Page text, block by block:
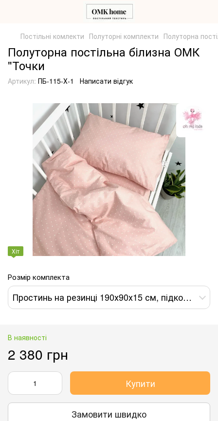
Постільні комлекти Полуторні комплекти Полуторна
Полуторна постільна білизна ОМК
"Точки
Артикул: ПБ-115-Х-1 Написати відгук
Хіт
Розмір комплекта
Простинь на резинці 190х90х15 см, підковдра 205х140 см, наволочка 70х50 см
В наявності
2 380 грн
Купити
Замовити швидко